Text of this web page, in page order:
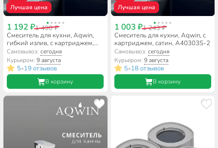
Лучшая цена
1 192 ₽1 490 ₽
Смеситель для кухни, Aqwin,
гибкий излив, с картриджем,
хром, A58211
Самовывоз:сегодня
Курьером:9 августа
5•19 отзывов
В корзину
Лучшая цена
1 003 ₽1 243 ₽
Смеситель для кухни, Aqwin, с
картриджем, сатин, A40303S-2
Самовывоз: сегодня
Курьером: 9 августа
5•18 отзывов
В корзину